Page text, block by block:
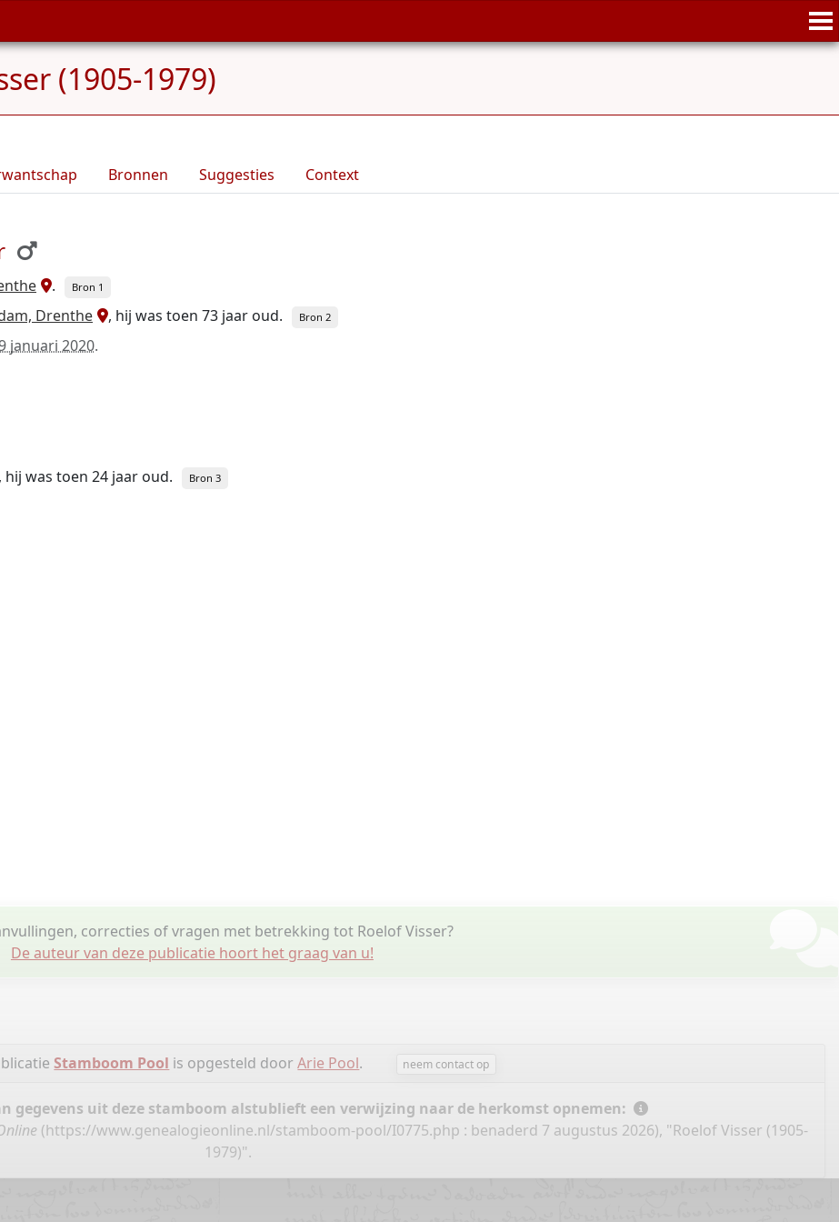
(1905-1979)
Bronnen Suggesties Context
. Bron 1
Drenthe , hij was toen 73 jaar oud. Bron 2
januari 2020.
, hij was toen 24 jaar oud. Bron 3
correcties of vragen met betrekking tot Roelof Visser?
De auteur van deze publicatie hoort het graag van u!
Stamboom Pool is opgesteld doorArie Pool. neem contact op
gegevens uit deze stamboom alstublieft een verwijzing naar de herkomst opnemen:
(https://www.genealogieonline.nl/stamboom-pool/I0775.php : benaderd 7 augustus 2026), "Roelof Visser (1905-
1979)".